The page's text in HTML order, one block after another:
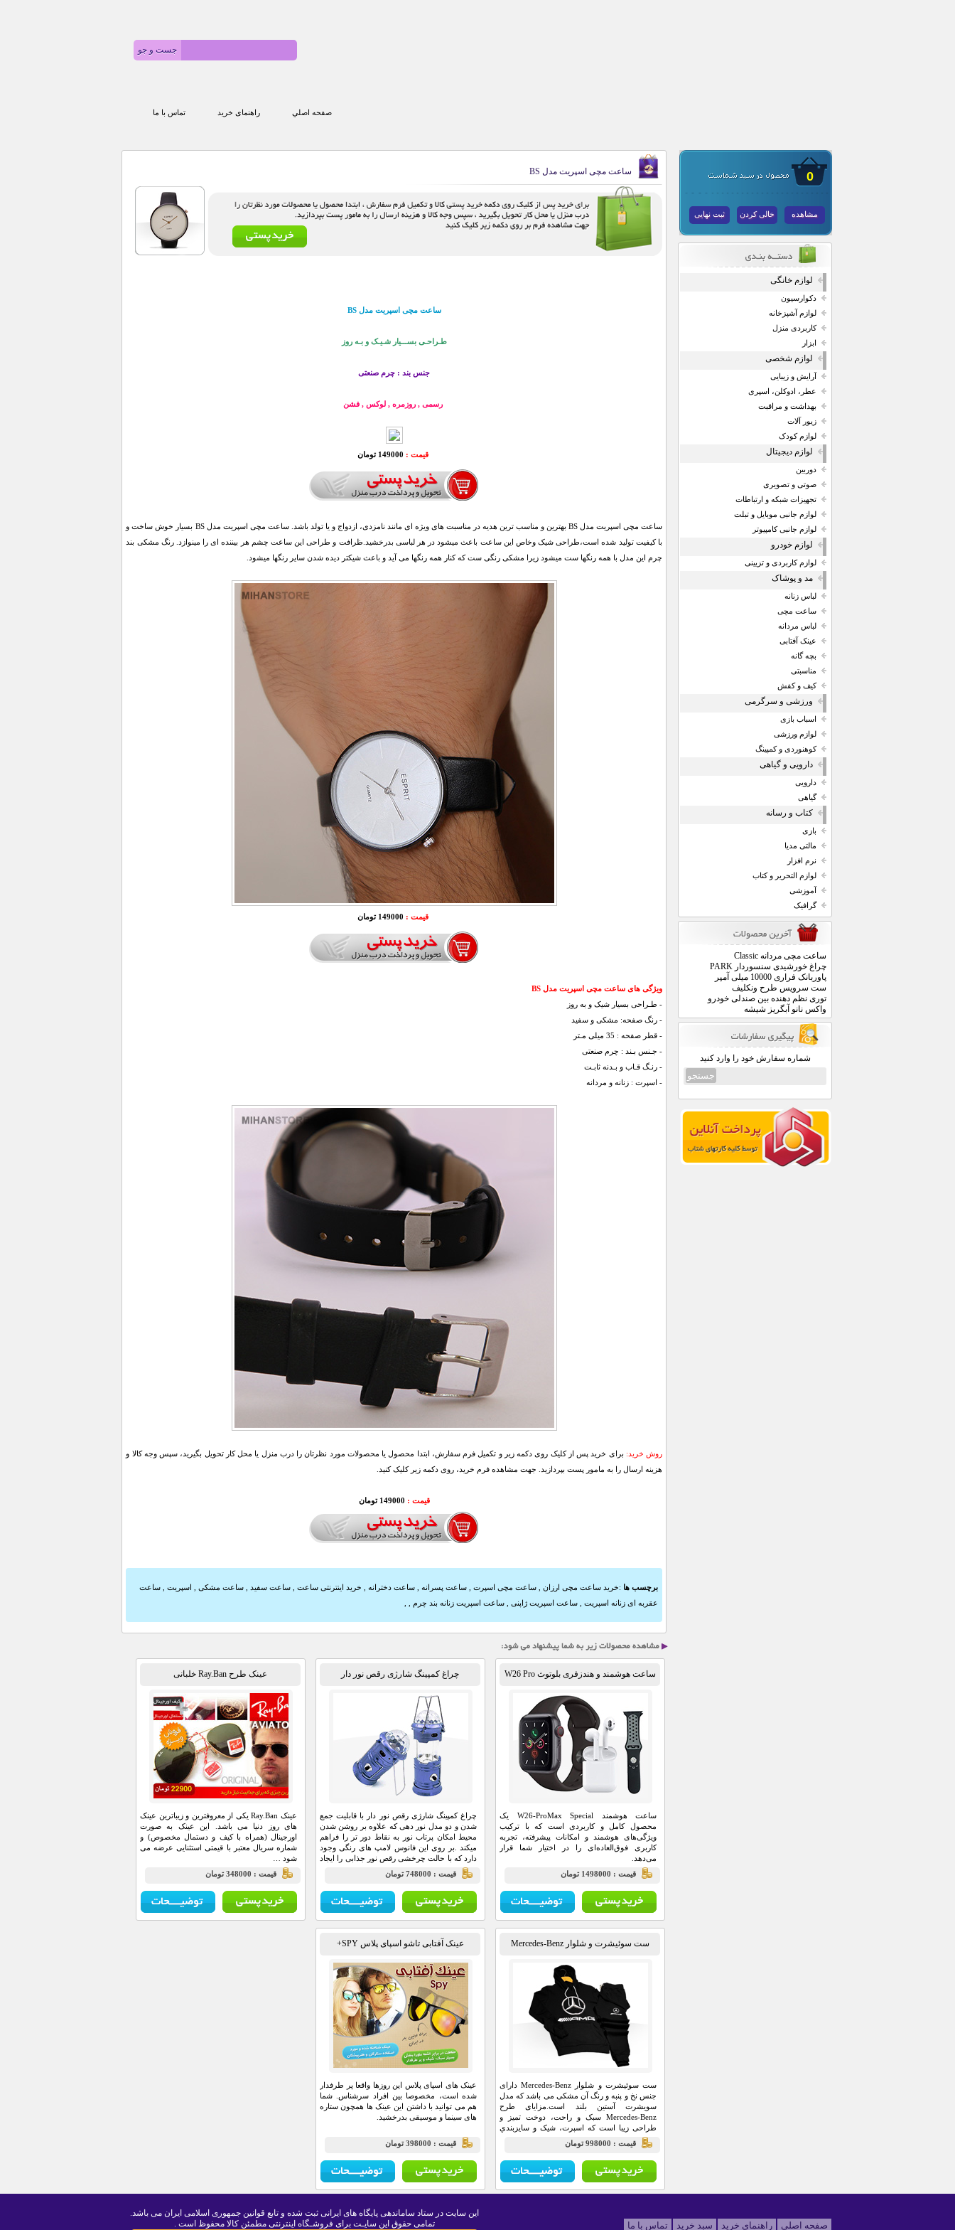
صفحه اصلي راهنمای خرید تماس با ما
0
مشاهده خالی کردن ثبت نهایی
لوازم خانگی
دکوارسیون
لوازم آشپزخانه
کاربردی منزل
ابزار
لوازم شخصی
آرایش و زیبایی
عطر، ادوکلن، اسپری
بهداشت و مراقبت
زیور آلات
لوازم کودک
لوازم دیجیتال
دوربین
صوتی و تصویری
تجهیزات شبکه و ارتباطات
لوازم جانبی موبایل و تبلت
لوازم جانبی کامپیوتر
لوازم خودرو
لوازم کاربردی و تزیینی
مد و پوشاک
لباس زنانه
ساعت مچی
لباس مردانه
عینک آفتابی
بچه گانه
مناسبتی
کیف و کفش
ورزشی و سرگرمی
اسباب بازی
لوازم ورزشی
کوهنوردی و کمپینگ
دارویی و گیاهی
دارویی
گیاهی
کتاب و رسانه
بازی
مالتی مدیا
نرم افزار
لوازم التحریر و کتاب
آموزشی
گرافیک
ساعت مچی مردانه Classic
چراغ خورشیدی سنسوردار PARK
پاوربانک فراری 10000 میلی آمپر
ست سرویس طرح ونکلیف
توری نظم دهنده بین صندلی خودرو
واکس نانو آبگریز شیشه
شماره سفارش خود را وارد کنید
ساعت مچی اسپریت مدل BS
ساعت مچی اسپریت مدل BS
طـراحـی بســـیار شـیـک و بـه روز
جنس بند : چرم صنعتی
رسمی , روزمره , لوکس , فشن
قیمت : 149000 تومان
ساعت مچی اسپریت مدل BS بهترین و مناسب ترین هدیه در مناسبت های ویژه ای مانند نامزدی، ازدواج و یا تولد باشد. ساعت مچی اسپریت مدل BS بسیار خوش ساخت و
با کیفیت تولید شده است،طراحی شیک وخاص این ساعت باعث میشود در هر لباسی بدرخشید.ظرافت و طراحی این ساعت چشم هر بیننده ای را مینوازد. رنگ مشکی بند
چرم این مدل با همه رنگها ست میشود زیرا مشکی رنگی ست که کنار همه رنگها می آید و باعث شیکتر دیده شدن سایر رنگها میشود.
قیمت : 149000 تومان
ویژگی های ساعت مچی اسپریت مدل BS
- طـراحی بسیار شیک و به روز
- رنگ صفحه: مشکی و سفید
- قطر صفحه : 35 میلی مـتر
- جـنس بـند : چرم صنعتی
- رنـگ قـاب و بـدنه ثابـت
- اسپرت : زنانه و مردانه
روش خرید: برای خرید پس از کلیک روی دکمه زیر و تکمیل فرم سفارش، ابتدا محصول یا محصولات مورد نظرتان را درب منزل یا محل کار تحویل بگیرید، سپس وجه کالا و
هزینه ارسال را به مامور پست بپردازید. جهت مشاهده فرم خرید، روی دکمه زیر کلیک کنید.
قیمت : 149000 تومان
برچسب ها :خرید ساعت مچی ارزان ساعت مچی اسپرت ساعت پسرانه ساعت دخترانه خرید اینترنتی ساعت ساعت سفید ساعت مشکی اسپریت
ساعت
عقربه ای زنانه اسپریت
ساعت اسپریت ژاپنی ساعت اسپریت زنانه بند چرم
ساعت هوشمند و هندزفری بلوتوث W26 Pro
ساعت هوشمند W26-ProMax Special یک
محصول کامل و کاربردی است که با ترکیب
ویژگی‌های هوشمند و امکانات پیشرفته، تجربه
کاربری فوق‌العاده‌ای را در اختیار شما قرار
می‌دهد.
قيمت : 1498000 تومان
چراغ کمپینگ شارژی رقص نور دار
چراغ کمپینگ شارژی رقص نور دار با قابلیت جمع
شدن و دو مدل نور دهی که علاوه بر روشن شدن
محیط امکان پرتاب نور به نقاط دور تر را فراهم
میکند .بر روی این فانوس لامپ های رنگی وجود
دارد که با حالت چرخشی رقص نور جذابی را ایجاد
میکند .مناسب برای زمان تاریکی و برای مهمانی
های خانوادگی تا از رقص نور آن استفاده کنید .
قيمت : 748000 تومان
عینک طرح Ray.Ban خلبانی
عینک Ray.Ban یکی از معروفترین و زیباترین عینک
های روز دنیا می باشد. این عینک به صورت
اورجینال (همراه با کیف و دستمال مخصوص) و
شماره سریال معتبر با قیمتی استثنایی عرضه می
شود …
قيمت : 348000 تومان
ست سوئیشرت و شلوار Mercedes-Benz
ست سوئیشرت و شلوار Mercedes-Benz دارای
جنس نخ و پنبه و رنگ آن مشکی می باشد که مدل
سویشرت آستین بلند است.مزايای طرح
Mercedes-Benz سبک و راحت، دوخت تميز و
طراحی زیبا است که اسپرت، شیک و سايزبندي
آن فري سايز است.
قيمت : 998000 تومان
عینک آفتابی تاشو اسپای پلاس SPY+
عینک های اسپای پلاس این روزها واقعا پر طرفدار
شده است، مخصوصا بین افراد سرشناس. شما
هم می توانید با داشتن این عینک ها همچون ستاره
های سینما و موسیقی بدرخشید.
قيمت : 398000 تومان
صفحه اصلي راهنماي خريد سبد خريد تماس با ما
این سایت در ستاد ساماندهی پایگاه های ایرانی ثبت شده و تابع قوانین جمهوری اسلامی ایران می باشد.
تمامی حقوق این سایـت برای فروشـگاه اینترنتی مطمئن کالا محفوظ است .